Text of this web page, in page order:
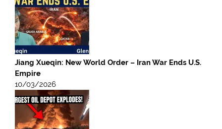
Jiang Xueqin: New World Order – Iran War Ends U.S.
Empire
10/03/2026